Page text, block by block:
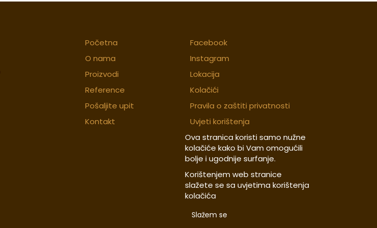
Početna
O nama
Proizvodi
Reference
Pošaljite upit
Kontakt
Facebook
Instagram
Lokacija
Kolačići
Pravila o zaštiti privatnosti
Uvjeti korištenja
Ova stranica koristi samo nužne
kolačiće kako bi Vam omogućili
bolje i ugodnije surfanje.
Korištenjem web stranice
slažete se sa uvjetima korištenja
kolačića
Slažem se